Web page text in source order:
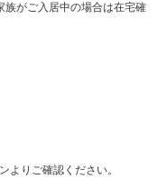
族がご入居中の場合は在宅確
よりご確認ください。